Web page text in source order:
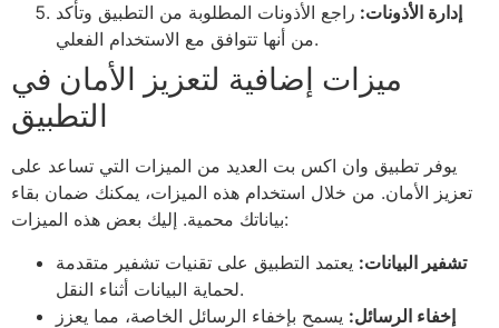
إدارة الأذونات: راجع الأذونات المطلوبة من التطبيق وتأكد
من أنها تتوافق مع الاستخدام الفعلي.
ميزات إضافية لتعزيز الأمان في
التطبيق
يوفر تطبيق وان اكس بت العديد من الميزات التي تساعد على
تعزيز الأمان. من خلال استخدام هذه الميزات، يمكنك ضمان بقاء
بياناتك محمية. إليك بعض هذه الميزات:
تشفير البيانات: يعتمد التطبيق على تقنيات تشفير متقدمة
لحماية البيانات أثناء النقل.
إخفاء الرسائل: يسمح بإخفاء الرسائل الخاصة، مما يعزز